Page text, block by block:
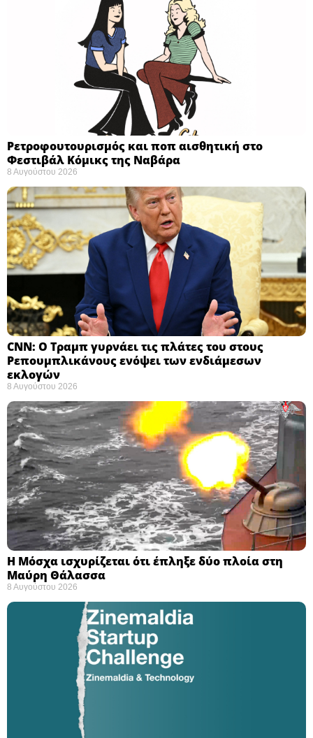
Ρετροφουτουρισμός και ποπ αισθητική στο
Φεστιβάλ Κόμικς της Ναβάρα ​
8 Αυγούστου 2026
CNN: Ο Τραμπ γυρνάει τις πλάτες του στους
Ρεπουμπλικάνους ενόψει των ενδιάμεσων
εκλογών ​
8 Αυγούστου 2026
Η Μόσχα ισχυρίζεται ότι έπληξε δύο πλοία στη
Μαύρη Θάλασσα ​
8 Αυγούστου 2026